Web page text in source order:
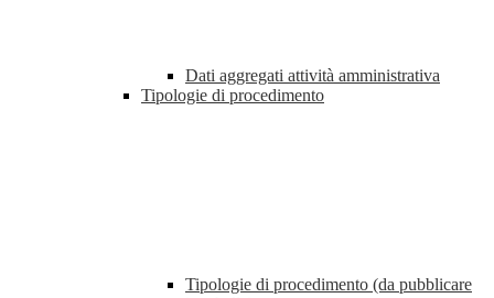
Dati aggregati attività amministrativa
Tipologie di procedimento
Tipologie di procedimento (da pubblicare